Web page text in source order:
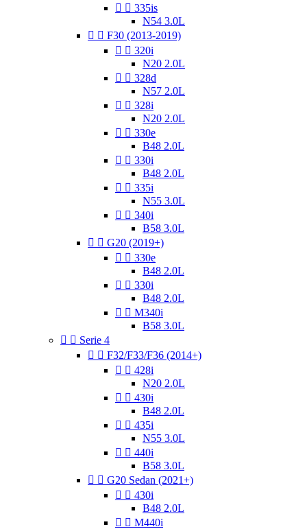
  335is
N54 3.0L
  F30 (2013-2019)
  320i
N20 2.0L
  328d
N57 2.0L
  328i
N20 2.0L
  330e
B48 2.0L
  330i
B48 2.0L
  335i
N55 3.0L
  340i
B58 3.0L
  G20 (2019+)
  330e
B48 2.0L
  330i
B48 2.0L
  M340i
B58 3.0L
  Serie 4
  F32/F33/F36 (2014+)
  428i
N20 2.0L
  430i
B48 2.0L
  435i
N55 3.0L
  440i
B58 3.0L
  G20 Sedan (2021+)
  430i
B48 2.0L
  M440i